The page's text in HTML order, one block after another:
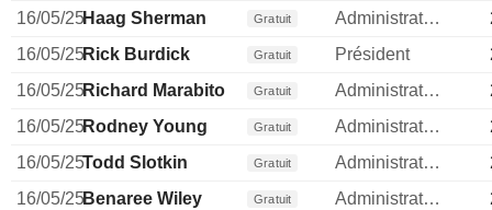
16/05/25Haag Sherman Gratuit Administrateur
16/05/25Rick Burdick Gratuit Président
16/05/25Richard Marabito Gratuit Administrateur
16/05/25Rodney Young Gratuit Administrateur
16/05/25Todd Slotkin Gratuit Administrateur
16/05/25Benaree Wiley Gratuit Administrateur